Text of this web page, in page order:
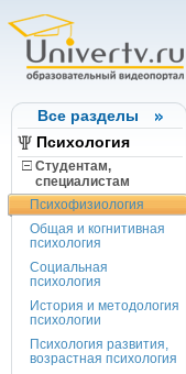
Все разделы
Психология
Студентам,
cпециалистам
Психофизиология
Общая и когнитивная
психология
Социальная
психология
История и методология
психологии
Психология развития,
возрастная психология